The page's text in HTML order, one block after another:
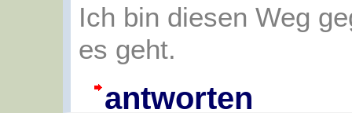
Ich bin diesen Weg
es geht.
antworten